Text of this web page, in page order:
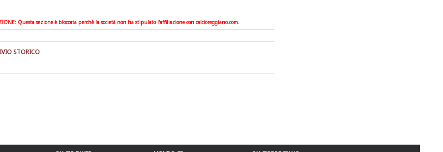
Questa sezione è bloccata perchè la società non ha stipulato l'affiliazione con calcioreggiano.com.
STORICO